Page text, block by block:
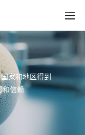
家和地区得到
和信赖